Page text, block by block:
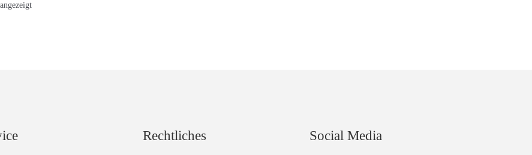
Rechtliches Social Media